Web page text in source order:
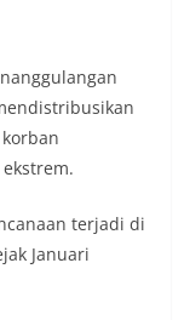
terjadi di
Januari